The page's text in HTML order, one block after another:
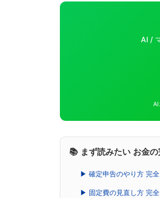
AI /
AI
📚 まず読みたい お金
▶ 確定申告のやり方 完全
▶ 固定費の見直し方 完全